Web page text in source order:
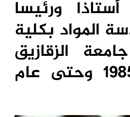
ورئيسا
المواد بكلية
الزقازيق
من عام 1985 وحتى عام